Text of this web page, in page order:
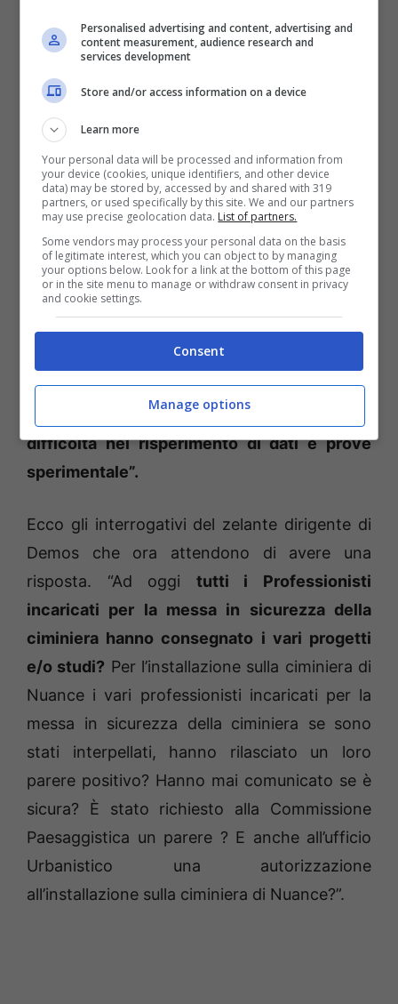
professionale perredazione geologica per la
pratica sismica presso il Genio Civile al
dottor Geologo Sergio Cavelli di Minturno.
compenso per questo incarico venne
concordato complessivamente in 8247 euro.
E ancora. Il 22 luglio 2021 con la determina
numero 662, a firma dell’architetto Della
Notte,su richiesta dell’ingegner Cardillo
“vennero cambiate e autorizzate le condizioni
dipagamento e furono concessi allo stesso
15mila euro di acconto su quanto
La motivazione del
professionista fu la seguente :“Atteso il
lavoro estremamente complesso e la
difficoltà nel risperimento di dati e prove
sperimentale”.
Ecco gli interrogativi del zelante dirigente di
Demos che ora attendono di avere una
risposta. “Ad oggi tutti i Professionisti
incaricati per la messa in sicurezza della
ciminiera hanno consegnato i vari progetti
e/o studi? Per l’installazione sulla ciminiera di
Nuance i vari professionisti incaricati per la
messa in sicurezza della ciminiera se sono
stati interpellati, hanno rilasciato un loro
parere positivo? Hanno mai comunicato se è
sicura? È stato richiesto alla Commissione
Paesaggistica un parere ? E anche all’ufficio
Urbanistico una autorizzazione
all’installazione sulla ciminiera di Nuance?”.
Personalised advertising and content, advertising and
content measurement, audience research and
services development
Store and/or access information on a device
Learn more
Your personal data will be processed and information from
your device (cookies, unique identifiers, and other device
data) may be stored by, accessed by and shared with 319
partners, or used specifically by this site. We and our partners
may use precise geolocation data. List of partners.
Some vendors may process your personal data on the basis
of legitimate interest, which you can object to by managing
your options below. Look for a link at the bottom of this page
or in the site menu to manage or withdraw consent in privacy
and cookie settings.
Consent
Manage options